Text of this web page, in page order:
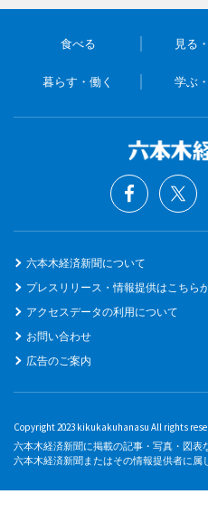
食べる 見る
暮らす・働く 学ぶ
六本木経済新聞について
プレスリリース・情報提供はこちら
アクセスデータの利用について
お問い合わせ
広告のご案内
Copyright 2023 kikukakuhanasu All rights
六本木経済新聞に掲載の記事・写真・図表
六本木経済新聞またはその情報提供者に属